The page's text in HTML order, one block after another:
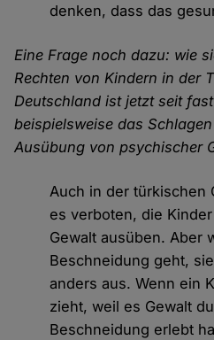
denken, dass das
Eine Frage noch dazu: wie
Rechten von Kindern in der
Deutschland ist jetzt seit
beispielsweise das
Ausübung von psychischer
Auch in der türkischen
es verboten, die
Gewalt ausüben. Aber
Beschneidung geht,
anders aus. Wenn ein
zieht, weil es Gewalt
Beschneidung erlebt